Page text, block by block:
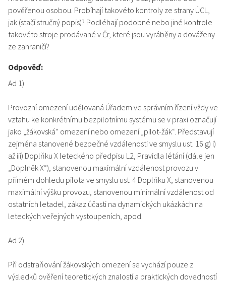
pověřenou osobou. Probíhají takovéto kontroly ze strany ÚCL,
jak (stačí stručný popis)? Podléhají podobné nebo jiné kontrole
takovéto stroje prodávané v Čr, které jsou vyráběny a dováženy
ze zahraničí?
Odpověď:
Ad 1)
Provozní omezení udělovaná Úřadem ve správním řízení vždy ve
vztahu ke konkrétnímu bezpilotnímu systému se v praxi označují
jako „žákovská“ omezení nebo omezení „pilot-žák“. Představují
zejména stanovené bezpečné vzdálenosti ve smyslu ust. 16 g) i)
až iii) Doplňku X leteckého předpisu L2, Pravidla létání (dále jen
„Doplněk X“), stanovenou maximální vzdálenost provozu v
přímém dohledu pilota ve smyslu ust. 4 Doplňku X, stanovenou
maximální výšku provozu, stanovenou minimální vzdálenost od
ostatních letadel, zákaz účasti na dynamických ukázkách na
leteckých veřejných vystoupeních, apod.
Ad 2)
Při odstraňování žákovských omezení se vychází pouze z
výsledků ověření teoretických znalostí a praktických dovedností